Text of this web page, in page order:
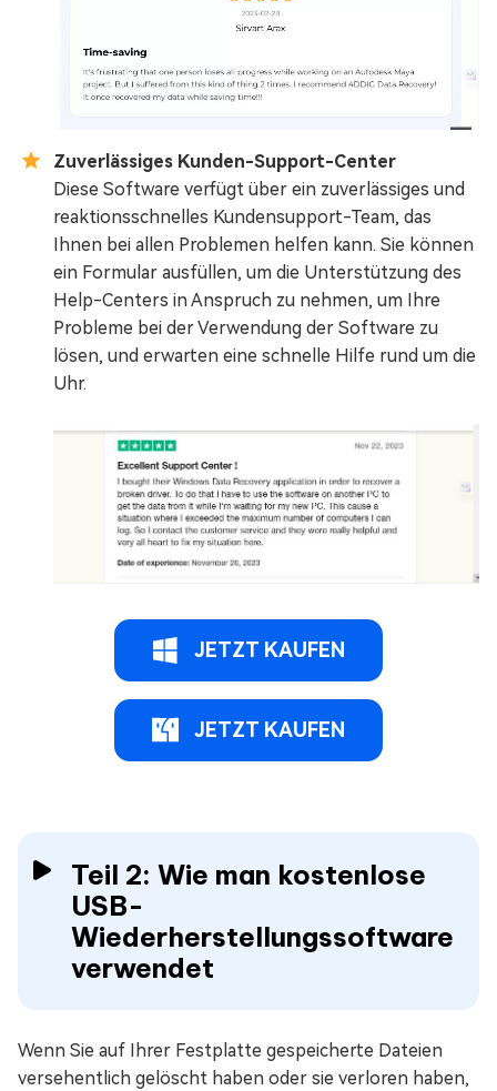
Zuverlässiges Kunden-Support-Center
Diese Software verfügt über ein zuverlässiges und
reaktionsschnelles Kundensupport-Team, das
Ihnen bei allen Problemen helfen kann. Sie können
ein Formular ausfüllen, um die Unterstützung des
Help-Centers in Anspruch zu nehmen, um Ihre
Probleme bei der Verwendung der Software zu
lösen, und erwarten eine schnelle Hilfe rund um die
Uhr.
JETZT KAUFEN
JETZT KAUFEN
Teil 2: Wie man kostenlose
USB-
Wiederherstellungssoftware
verwendet
Wenn Sie auf Ihrer Festplatte gespeicherte Dateien
versehentlich gelöscht haben oder sie verloren haben,